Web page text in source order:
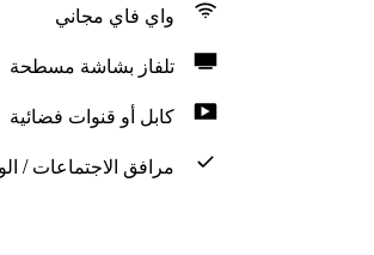
واي فاي مجاني
تلفاز بشاشة مسطحة
كابل أو قنوات فضائية
مرافق الاجتماعات /